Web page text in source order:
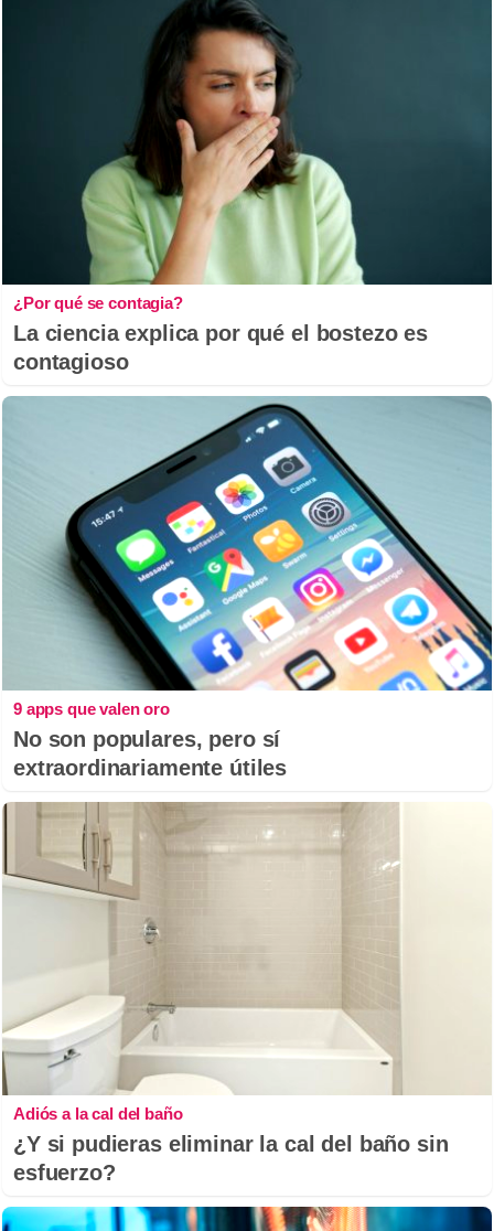
¿Por qué se contagia?
La ciencia explica por qué el bostezo es
contagioso
9 apps que valen oro
No son populares, pero sí
extraordinariamente útiles
Adiós a la cal del baño
¿Y si pudieras eliminar la cal del baño sin
esfuerzo?